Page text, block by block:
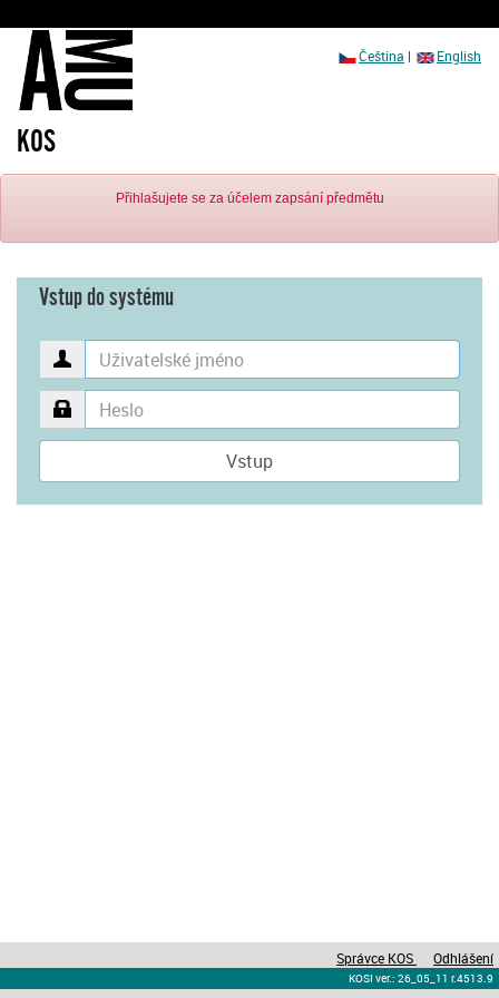
KOS
Čeština | English
Přihlašujete se za účelem zapsání předmětu
Vstup do systému
Správce KOS Odhlášení
KOSI ver.: 26_05_11 r.4513.9